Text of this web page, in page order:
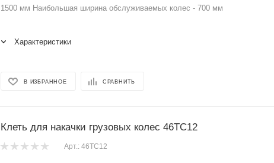
1500 мм Наибольшая ширина обслуживаемых колес - 700 мм
Характеристики
В ИЗБРАННОЕ СРАВНИТЬ
Клеть для накачки грузовых колес 46TC12
Арт.: 46TC12